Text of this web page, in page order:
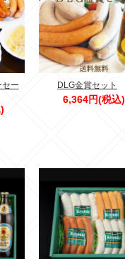
ー
DLG金賞セット
6,364円(税込)